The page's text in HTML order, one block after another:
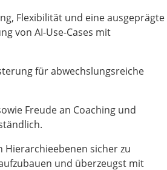
Flexibilität und eine ausgeprägte
von AI-Use-Cases mit
für abwechslungsreiche
Freude an Coaching und
Hierarchieebenen sicher zu
und überzeugst mit